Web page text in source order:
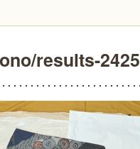
results-2425